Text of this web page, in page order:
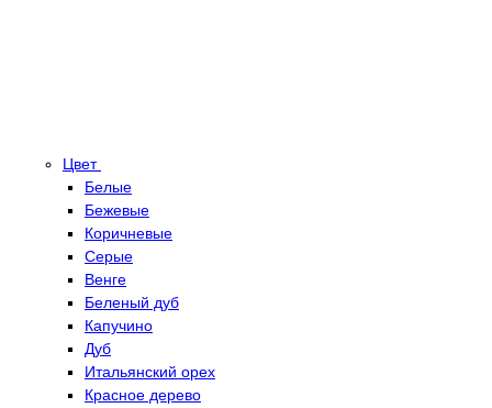
Цвет
Белые
Бежевые
Коричневые
Серые
Венге
Беленый дуб
Капучино
Дуб
Итальянский орех
Красное дерево